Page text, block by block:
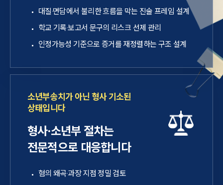
대질·면담에서 불리한 흐름을 막는 진술 프레임 설계
학교 기록·보고서 문구의 리스크 선제 관리
인정가능성 기준으로 증거를 재정렬하는 구조 설계
소년부송치가 아닌 형사 기소된
상태입니다
형사·소년부 절차는
전문적으로 대응합니다
혐의 왜곡·과장 지점 정밀 검토